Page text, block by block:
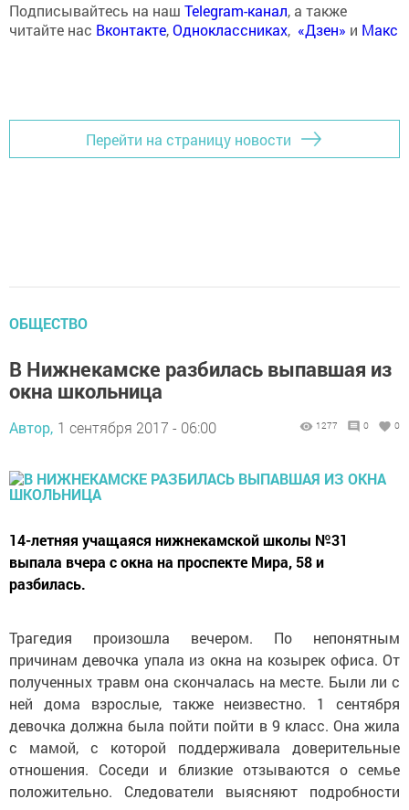
Подписывайтесь на наш Telegram-канал, а также
читайте нас Вконтакте,Одноклассниках, «Дзен» и Макс
Перейти на страницу новости
ОБЩЕСТВО
В Нижнекамске разбилась выпавшая из
окна школьница
Автор, 1 сентября 2017 - 06:00 1277 0 0
14-летняя учащаяся нижнекамской школы №31
выпала вчера с окна на проспекте Мира, 58 и
разбилась.
Трагедия произошла вечером. По непонятным
причинам девочка упала из окна на козырек офиса. От
полученных травм она скончалась на месте. Были ли с
ней дома взрослые, также неизвестно. 1 сентября
девочка должна была пойти пойти в 9 класс. Она жила
с мамой, с которой поддерживала доверительные
отношения. Соседи и близкие отзываются о семье
положительно. Следователи выясняют подробности